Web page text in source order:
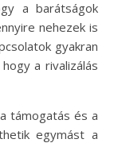
a barátságok
nehezek is
gyakran
a rivalizálás
támogatás és a
egymást a